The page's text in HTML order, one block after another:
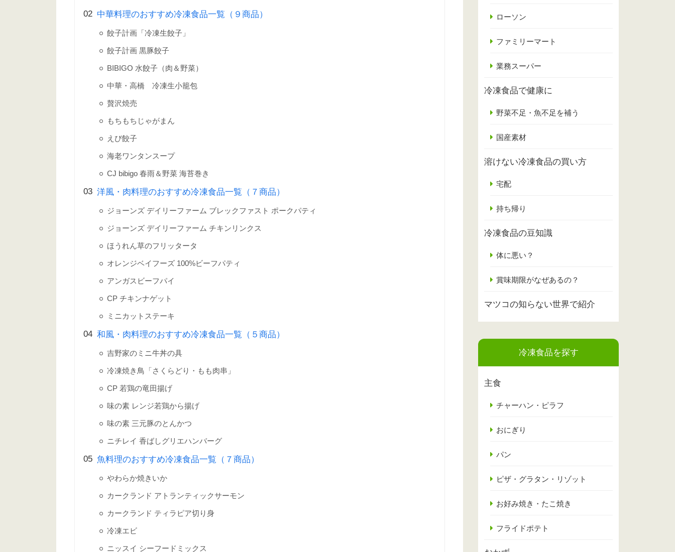
中華料理のおすすめ冷凍食品一覧（９商品）
餃子計画「冷凍生餃子」
餃子計画 黒豚餃子
BIBIGO 水餃子（肉＆野菜）
中華・高橋 冷凍生小籠包
贅沢焼売
もちもちじゃがまん
えび餃子
海老ワンタンスープ
CJ bibigo 春雨＆野菜 海苔巻き
洋風・肉料理のおすすめ冷凍食品一覧（７商品）
ジョーンズ デイリーファーム ブレックファスト ポークパティ
ジョーンズ デイリーファーム チキンリンクス
ほうれん草のフリッタータ
オレンジベイフーズ 100%ビーフパティ
アンガスビーフパイ
CP チキンナゲット
ミニカットステーキ
和風・肉料理のおすすめ冷凍食品一覧（５商品）
吉野家のミニ牛丼の具
冷凍焼き鳥「さくらどり・もも肉串」
CP 若鶏の竜田揚げ
味の素 レンジ若鶏から揚げ
味の素 三元豚のとんかつ
ニチレイ 香ばしグリエハンバーグ
魚料理のおすすめ冷凍食品一覧（７商品）
やわらか焼きいか
カークランド アトランティックサーモン
カークランド ティラピア切り身
冷凍エビ
ニッスイ シーフードミックス
ローソン
ファミリーマート
業務スーパー
冷凍食品で健康に
野菜不足・魚不足を補う
国産素材
溶けない冷凍食品の買い方
宅配
持ち帰り
冷凍食品の豆知識
体に悪い？
賞味期限がなぜあるの？
マツコの知らない世界で紹介
冷凍食品を探す
主食
チャーハン・ピラフ
おにぎり
パン
ピザ・グラタン・リゾット
お好み焼き・たこ焼き
フライドポテト